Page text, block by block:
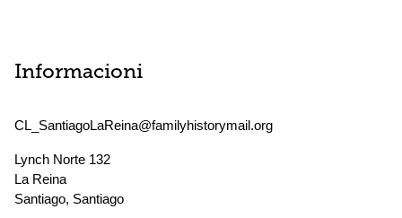
Informacioni
CL_SantiagoLaReina@familyhistorymail.org
Lynch Norte 132
La Reina
Santiago, Santiago